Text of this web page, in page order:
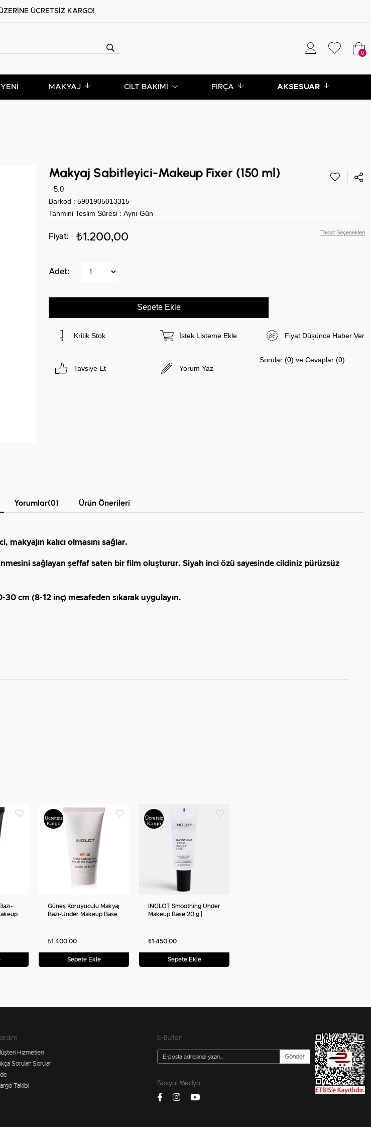
ÜCRETSİZ KARGO!
0
YENİ MAKYAJ CILT BAKIMI FIRÇA AKSESUAR
Makyaj Sabitleyici-Makeup Fixer (150 ml)
5.0
Barkod : 5901905013315
Tahmini Teslim Süresi : Aynı Gün
₺1.200,00 Taksit Seçenekleri
Kritik Stok İstek Listeme Ekle Fiyat Düşünce Haber Ver
Tavsiye Et Yorum Yaz
Sorular (0) ve Cevaplar (0)
Yorumlar(0) Ürün Önerileri
kalıcı olmasını sağlar.
sağlayan şeffaf saten bir film oluşturur. Siyah inci özü sayesinde cildiniz pürüzsüz
cm (8-12 inç) mesafeden sıkarak uygulayın.
Ücretsiz
Kargo
Güneş Koruyuculu Makyaj
Bazı-Under Makeup Base
₺1.400,00
Sepete Ekle
Ücretsiz
Kargo
INGLOT Smoothing Under
Makeup Base 20 g |
₺1.450,00
Sepete Ekle
Hizmetleri
Sorulan Sorular
Takibi
E-Bülten
Gönder
Sosyal Medya